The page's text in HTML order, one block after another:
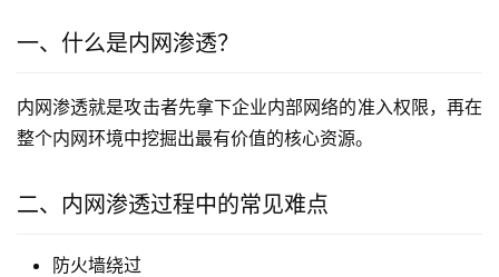
一、什么是内网渗透？
内网渗透就是攻击者先拿下企业内部网络的准入权限，再在
整个内网环境中挖掘出最有价值的核心资源。
二、内网渗透过程中的常见难点
防火墙绕过